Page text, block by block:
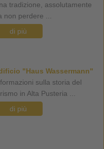
tradizione, assolutamente
non perdere ...
di più
"Haus Wassermann"
sulla storia del
in Alta Pusteria ...
di più